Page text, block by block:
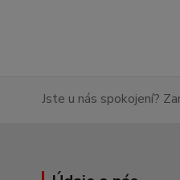
Jste u nás spokojení?